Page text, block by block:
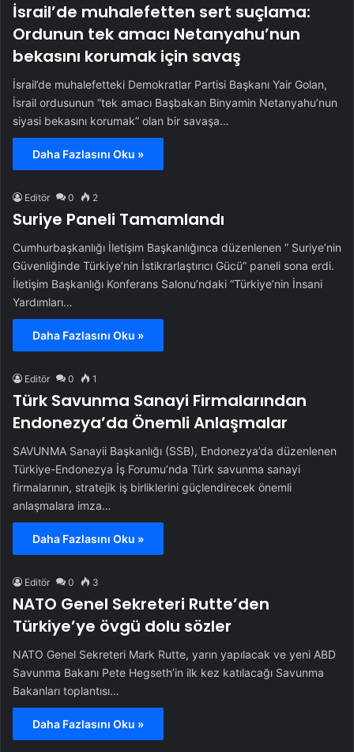
İsrail’de muhalefetten sert suçlama:
Ordunun tek amacı Netanyahu’nun
bekasını korumak için savaş
İsrail’de muhalefetteki Demokratlar Partisi Başkanı Yair Golan,
İsrail ordusunun “tek amacı Başbakan Binyamin Netanyahu’nun
siyasi bekasını korumak” olan bir savaşa…
Daha Fazlasını Oku »
Editör 0 2
Suriye Paneli Tamamlandı
Cumhurbaşkanlığı İletişim Başkanlığınca düzenlenen ” Suriye’nin
Güvenliğinde Türkiye’nin İstikrarlaştırıcı Gücü” paneli sona erdi.
İletişim Başkanlığı Konferans Salonu’ndaki “Türkiye’nin İnsani
Yardımları…
Daha Fazlasını Oku »
Editör 0 1
Türk Savunma Sanayi Firmalarından
Endonezya’da Önemli Anlaşmalar
SAVUNMA Sanayii Başkanlığı (SSB), Endonezya’da düzenlenen
Türkiye-Endonezya İş Forumu’nda Türk savunma sanayi
firmalarının, stratejik iş birliklerini güçlendirecek önemli
anlaşmalara imza…
Daha Fazlasını Oku »
Editör 0 3
NATO Genel Sekreteri Rutte’den
Türkiye’ye övgü dolu sözler
NATO Genel Sekreteri Mark Rutte, yarın yapılacak ve yeni ABD
Savunma Bakanı Pete Hegseth’in ilk kez katılacağı Savunma
Bakanları toplantısı…
Daha Fazlasını Oku »